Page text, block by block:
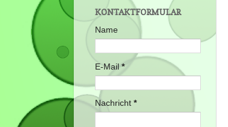
KONTAKTFORMULAR
Name
E-Mail *
Nachricht *